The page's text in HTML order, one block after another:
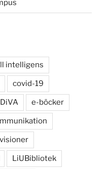
intelligens
covid-19
DiVA e-böcker
LiUBibliotek